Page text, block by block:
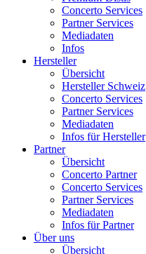
Concerto Services
Partner Services
Mediadaten
Infos
Hersteller
Übersicht
Hersteller Schweiz
Concerto Services
Partner Services
Mediadaten
Infos für Hersteller
Partner
Übersicht
Concerto Partner
Concerto Services
Partner Services
Mediadaten
Infos für Partner
Über uns
Übersicht